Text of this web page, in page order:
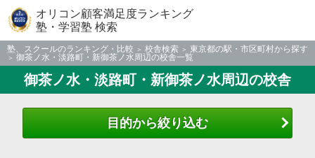
オリコン顧客満足度ランキング
塾・学習塾 検索
塾、スクールのランキング・比較 校舎検索
東京都の駅・市区町村から探す
御茶ノ水・淡路町・新御茶ノ水周辺の校舎一覧
御茶ノ水・淡路町・新御茶ノ水周辺の校舎
目的から絞り込む